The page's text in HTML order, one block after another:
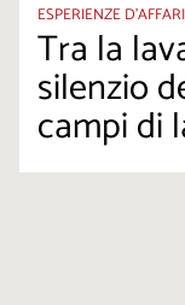
ESPERIENZE D’AFFARI
Tra la
silenzio
campi di